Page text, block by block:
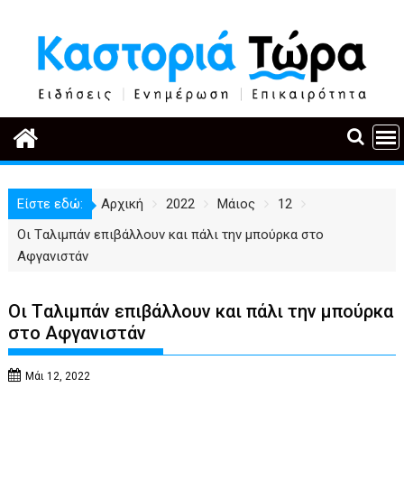
περιεχόμενο
Είστε εδώ: Αρχική 2022 Μάιος
12
Οι Tαλιμπάν επιβάλλουν και πάλι την μπούρκα στο
Αφγανιστάν
Οι Tαλιμπάν επιβάλλουν και πάλι την μπούρκα
στο Αφγανιστάν
Μάι 12, 2022